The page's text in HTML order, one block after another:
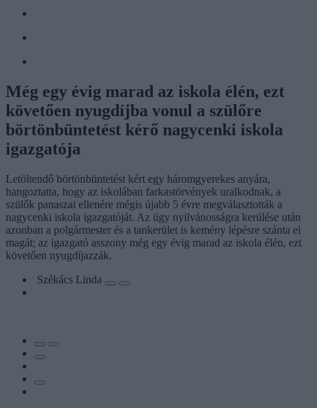
Még egy évig marad az iskola élén, ezt
követően nyugdíjba vonul a szülőre
börtönbüntetést kérő nagycenki iskola
igazgatója
Letöltendő börtönbüntetést kért egy háromgyerekes anyára,
hangoztatta, hogy az iskolában farkastörvények uralkodnak, a
szülők panaszai ellenére mégis újabb 5 évre megválasztották a
nagycenki iskola igazgatóját. Az ügy nyilvánosságra kerülése után
azonban a polgármester és a tankerület is kemény lépésre szánta el
magát; az igazgató asszony még egy évig marad az iskola élén, ezt
követően nyugdíjazzák.
Székács Linda